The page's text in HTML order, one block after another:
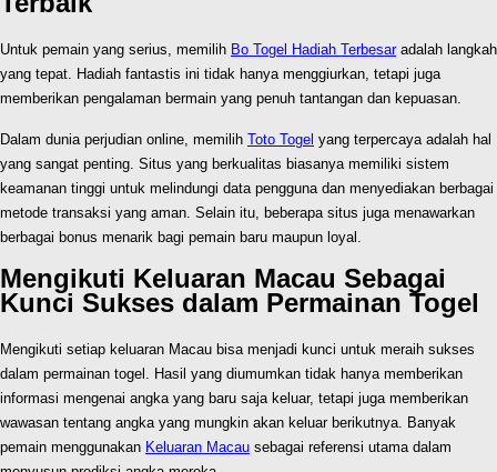
Untuk pemain yang serius, memilih Bo Togel Hadiah Terbesaradalah langkah
yang tepat. Hadiah fantastis ini tidak hanya menggiurkan, tetapi juga
memberikan pengalaman bermain yang penuh tantangan dan kepuasan.
Dalam dunia perjudian online, memilih Toto Togel yang terpercaya adalah hal
yang sangat penting. Situs yang berkualitas biasanya memiliki sistem
keamanan tinggi untuk melindungi data pengguna dan menyediakan berbagai
metode transaksi yang aman. Selain itu, beberapa situs juga menawarkan
berbagai bonus menarik bagi pemain baru maupun loyal.
Mengikuti Keluaran Macau Sebagai
Kunci Sukses dalam Permainan Togel
Mengikuti setiap keluaran Macau bisa menjadi kunci untuk meraih sukses
dalam permainan togel. Hasil yang diumumkan tidak hanya memberikan
informasi mengenai angka yang baru saja keluar, tetapi juga memberikan
wawasan tentang angka yang mungkin akan keluar berikutnya. Banyak
pemain menggunakan Keluaran Macau sebagai referensi utama dalam